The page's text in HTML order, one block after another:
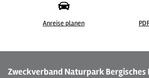
Anreise planen
Zweckverband Naturpark Bergisches